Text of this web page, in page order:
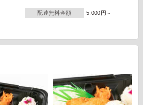
配達無料金額 5,000円～